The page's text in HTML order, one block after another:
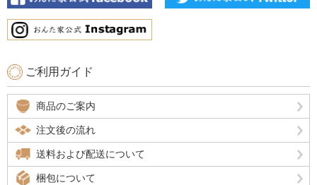
ご利用ガイド
商品のご案内
注文後の流れ
送料および配送について
梱包について